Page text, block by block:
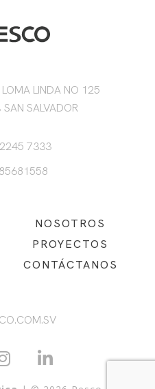
LINDA NO 125
SALVADOR
7333
NOSOTROS
PROYECTOS
CONTÁCTANOS